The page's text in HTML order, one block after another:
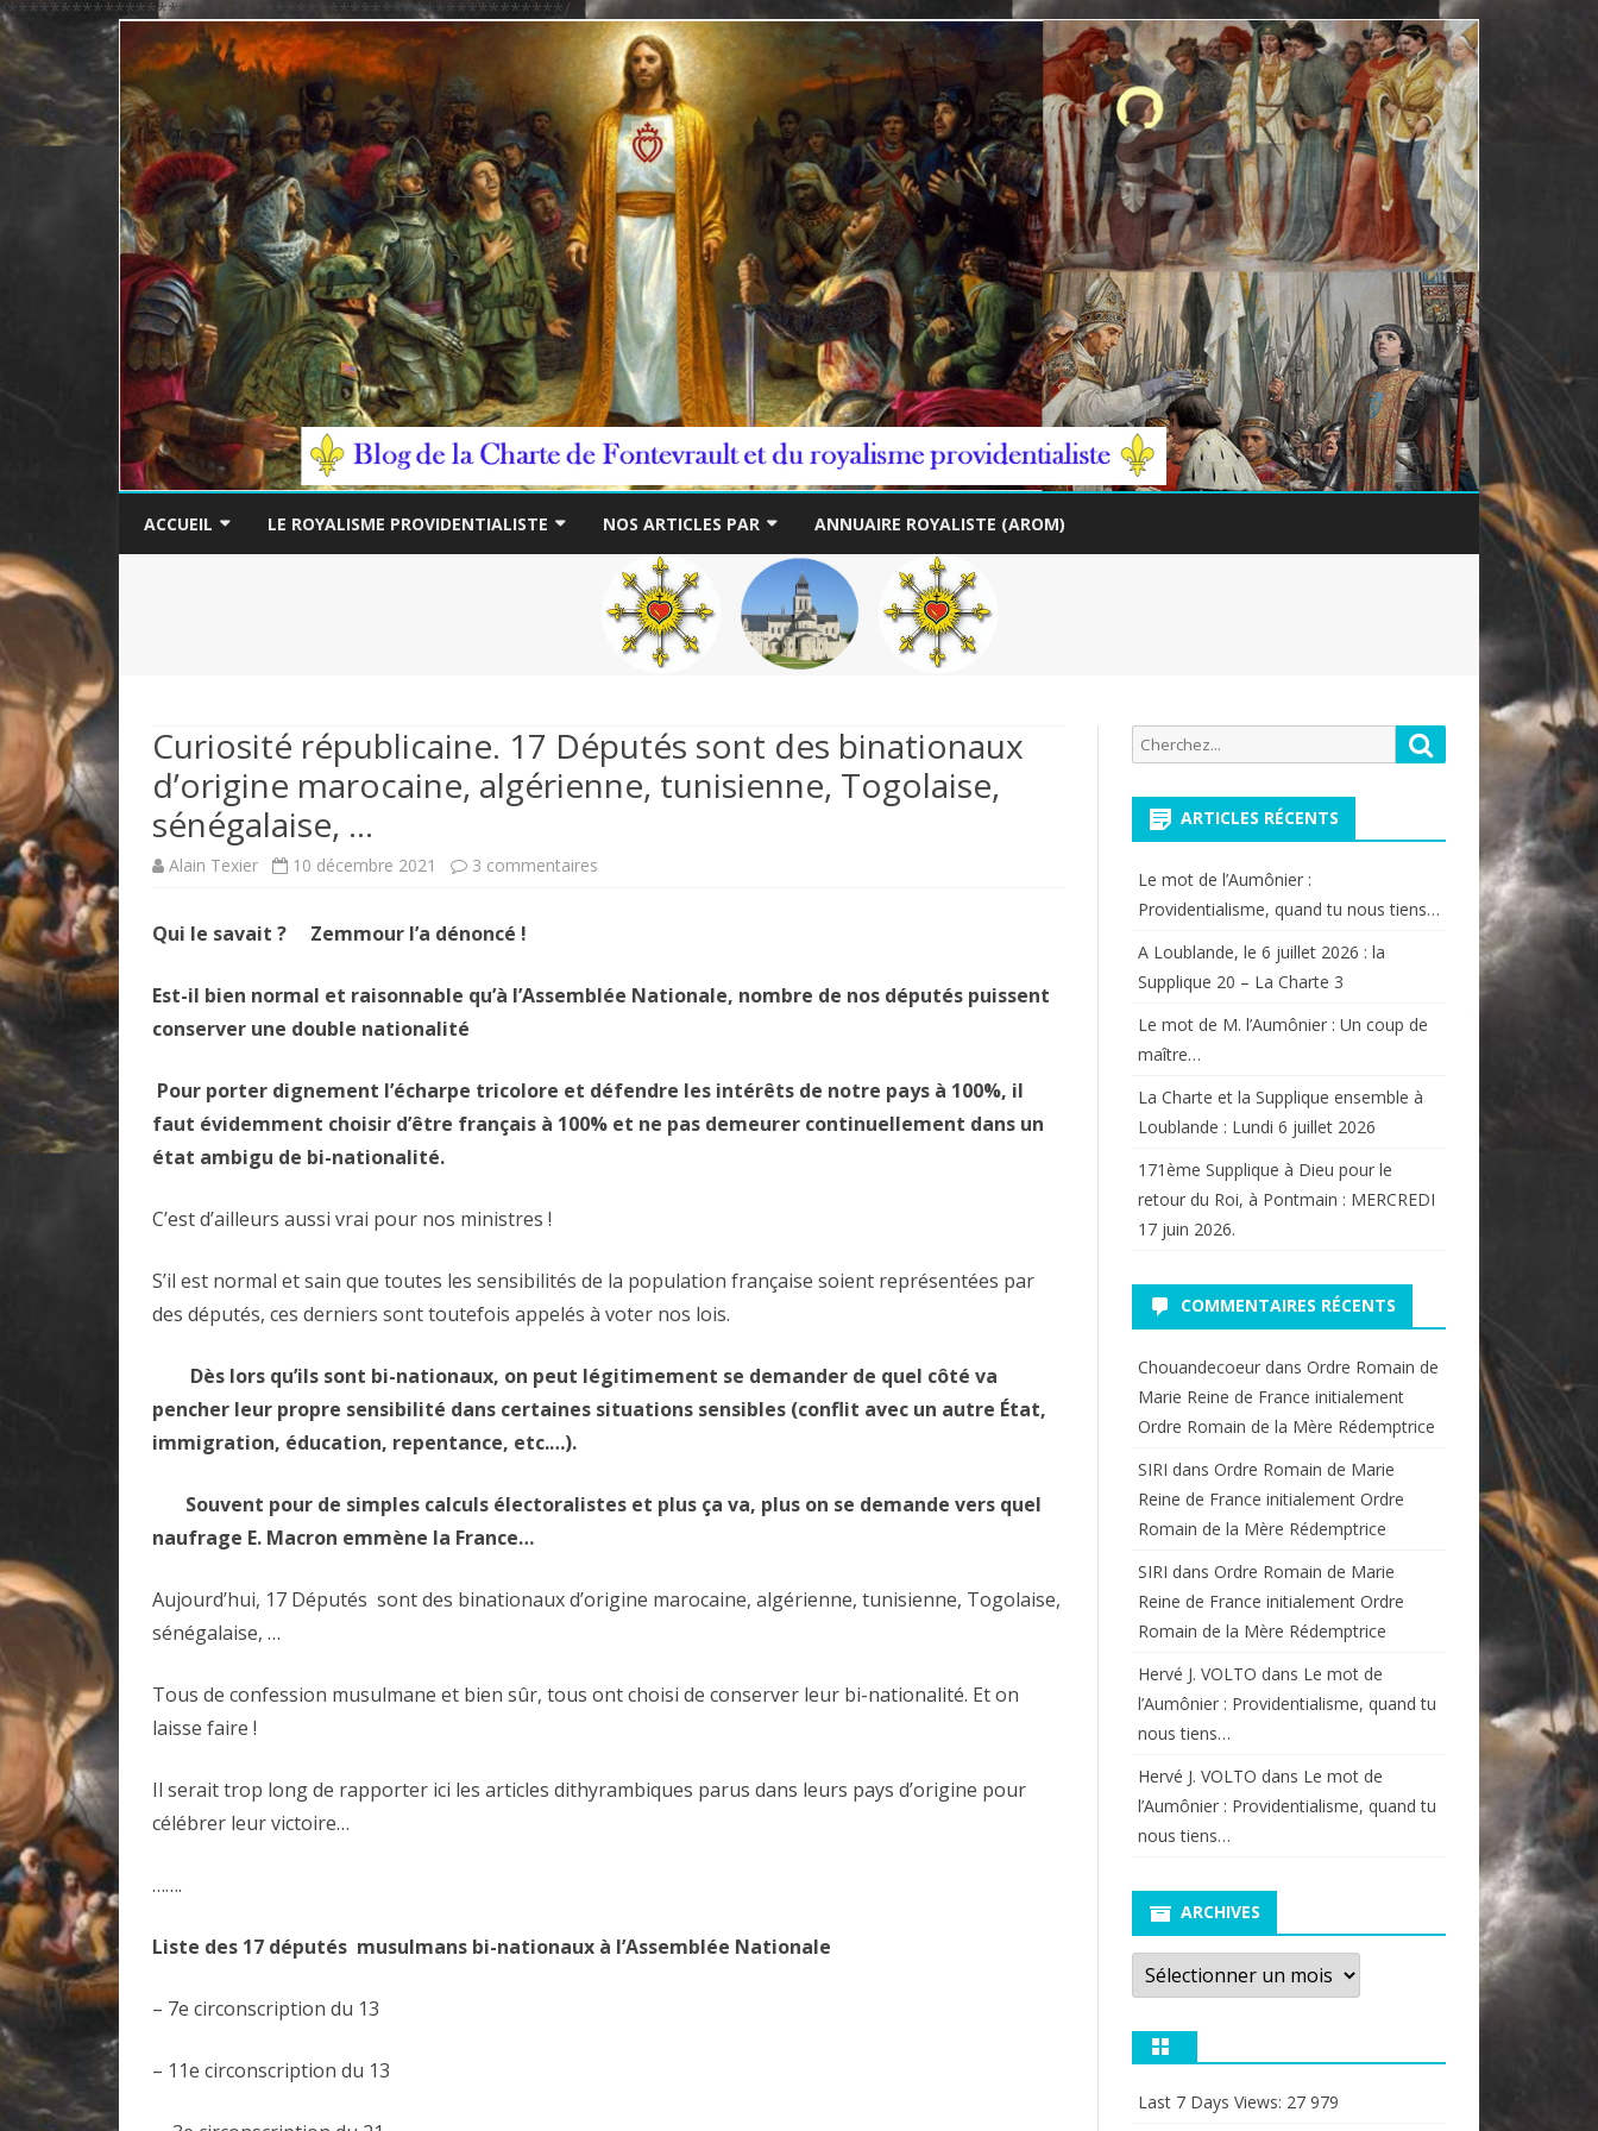
/****************************************************/
to
ACCUEIL LE ROYALISME PROVIDENTIALISTE
QUIÉTISME?
NOS ARTICLES PAR
THÉME
AUTEUR
ANNUAIRE ROYALISTE (AROM)
Curiosité républicaine. 17 Députés sont des binationaux
d’origine marocaine, algérienne, tunisienne, Togolaise,
sénégalaise, …
Alain Texier 10 décembre 2021 3 commentaires
17
des
algérienne,
tunisienne,
Togolaise,
sénégalaise,
Qui le savait ? Zemmour l’a dénoncé !
Est-il bien normal et raisonnable qu’à l’Assemblée Nationale, nombre de nos députés puissent
conserver une double nationalité
Pour porter dignement l’écharpe tricolore et défendre les intérêts de notre pays à 100%, il
faut évidemment choisir d’être français à 100% et ne pas demeurer continuellement dans un
état ambigu de bi-nationalité.
C’est d’ailleurs aussi vrai pour nos ministres !
S’il est normal et sain que toutes les sensibilités de la population française soient représentées par
des députés, ces derniers sont toutefois appelés à voter nos lois.
Dès lors qu’ils sont bi-nationaux, on peut légitimement se demander de quel côté va
pencher leur propre sensibilité dans certaines situations sensibles (conflit avec un autre État,
immigration, éducation, repentance, etc.…).
Souvent pour de simples calculs électoralistes et plus ça va, plus on se demande vers quel
naufrage E. Macron emmène la France…
Aujourd’hui, 17 Députés sont des binationaux d’origine marocaine, algérienne, tunisienne, Togolaise,
sénégalaise, …
Tous de confession musulmane et bien sûr, tous ont choisi de conserver leur bi-nationalité. Et on
laisse faire !
Il serait trop long de rapporter ici les articles dithyrambiques parus dans leurs pays d’origine pour
célébrer leur victoire…
…….
Liste des 17 députés musulmans bi-nationaux à l’Assemblée Nationale
– 7e circonscription du 13
– 11e circonscription du 13
Recherche
pour:
Rechercher
ARTICLES RÉCENTS
Le mot de l’Aumônier :
Providentialisme, quand tu nous tiens…
A Loublande, le 6 juillet 2026 : la
Supplique 20 – La Charte 3
Le mot de M. l’Aumônier : Un coup de
maître…
La Charte et la Supplique ensemble à
Loublande : Lundi 6 juillet 2026
171ème Supplique à Dieu pour le
retour du Roi, à Pontmain : MERCREDI
17 juin 2026.
COMMENTAIRES RÉCENTS
Chouandecoeurdans Ordre Romain de
Marie Reine de France initialement
Ordre Romain de la Mère Rédemptrice
SIRI dans Ordre Romain de Marie
Reine de France initialement Ordre
Romain de la Mère Rédemptrice
SIRI dans Ordre Romain de Marie
Reine de France initialement Ordre
Romain de la Mère Rédemptrice
Hervé J. VOLTO dans Le mot de
l’Aumônier : Providentialisme, quand tu
nous tiens…
Hervé J. VOLTO dans Le mot de
l’Aumônier : Providentialisme, quand tu
nous tiens…
ARCHIVES
Archives
Last 7 Days Views: 27 979